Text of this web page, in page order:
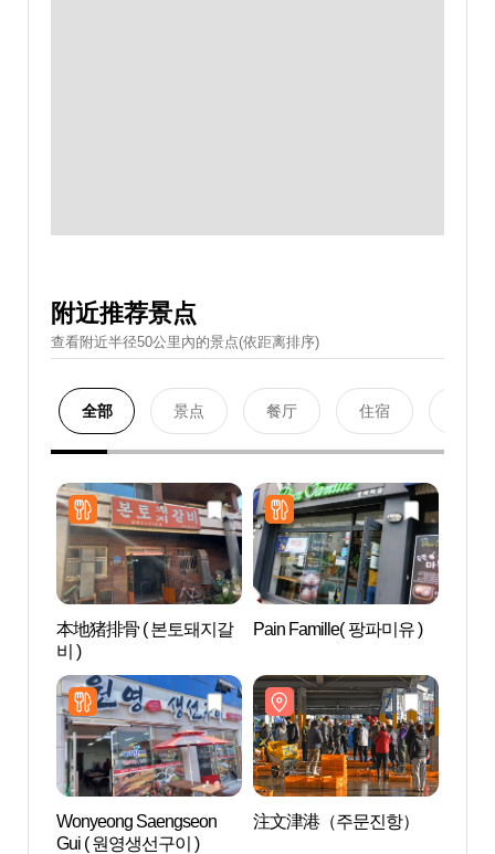
附近推荐景点
查看附近半径50公里內的景点(依距离排序)
全部 景点 餐厅 住宿
本地猪排骨 ( 본토돼지갈
비 )
Pain Famille( 팡파미유 )
Wonyeong Saengseon
Gui ( 원영생선구이 )
注文津港（주문진항）